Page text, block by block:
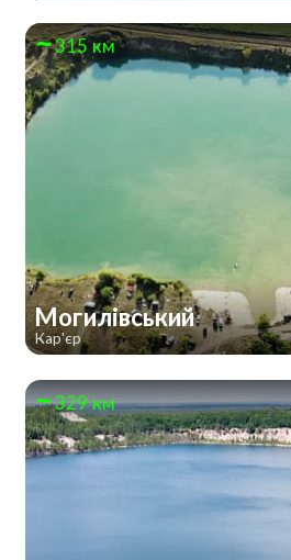
315 км
Могилівський
Кар'єр
329 км